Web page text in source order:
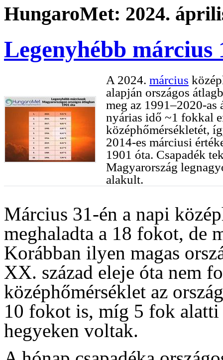
HungaroMet: 2024.
Legenyhébb március
A 2024. március
alapján országos
meg az 1991–2020-as
nyárias idő ~1 fokkal
középhőmérsékletét,
2014-es márciusi
1901 óta. Csapadék
Magyarország
alakult.
Március 31-én a napi
meghaladta a 18 fokot, de
Korábban ilyen magas
XX. század eleje óta nem
középhőmérséklet az
10 fokot is, míg 5 fok alatti
hegyeken voltak.